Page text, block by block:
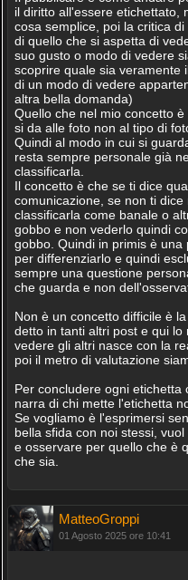
il diritto all'essere etichettato,
cosa semplice, poi la critica
di quello che si aspetta di
suo gusto o modo di vedere
scoprire quale sia veramente
di un modo di vedere
altra bella domanda)
Quello che nel mio concetto
si da alle foto non al tipo di
Quindi al modo in cui si
resta sempre personale già
classificarla.
Il concetto è che se ti dice
comunicazione, se non ti
classificarla come banale o
gobbo e non vederlo quindi
gobbo. Quindi in primis è
per differenziarlo e quindi
sempre una questione
che guarda e non
Non è un concetto difficile è
detto in tanti altri post e qui
vedere gli altri nasce con la
poi il metro di valutazione
Per concludere ogni etichetta
narra di chi mette l'etichetta
Se vogliamo è l'esprimersi
bella sfida con noi stessi,
e osservare per quello che è
che sia.
MatteoGroppi
01 Agosto 2025 ore 10:41